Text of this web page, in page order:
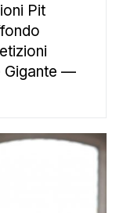
Pit
Gigante —